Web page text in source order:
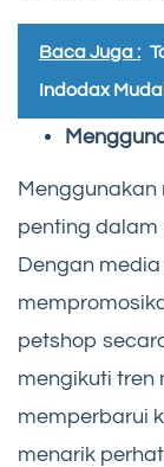
Baca Juga :
Indodax
Menggunakan
penting dalam
Dengan
petshop
mengikuti tren
memperbarui
menarik